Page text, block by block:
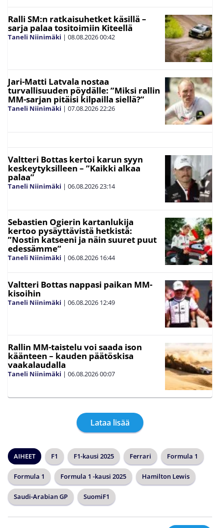
Ralli SM:n ratkaisuhetket käsillä –
sarja palaa tositoimiin Kiteellä
Taneli Niinimäki | 08.08.202600:42
Jari-Matti Latvala nostaa
turvallisuuden pöydälle: ”Miksi rallin
MM-sarjan pitäisi kilpailla siellä?”
Taneli Niinimäki | 07.08.202622:26
Valtteri Bottas kertoi karun syyn
keskeytyksilleen – ”Kaikki alkaa
palaa”
Taneli Niinimäki | 06.08.202623:14
Sebastien Ogierin kartanlukija
kertoo pysäyttävistä hetkistä:
”Nostin katseeni ja näin suuret puut
edessämme”
Taneli Niinimäki | 06.08.2026 16:44
Valtteri Bottas nappasi paikan MM-
kisoihin
Taneli Niinimäki | 06.08.2026 12:49
Rallin MM-taistelu voi saada ison
käänteen – kauden päätöskisa
vaakalaudalla
Taneli Niinimäki | 06.08.202600:07
Lataa lisää
AIHEET F1 F1-kausi 2025 Ferrari Formula 1
Formula 1 Formula 1 -kausi 2025 Hamilton Lewis
Saudi-Arabian GP SuomiF1